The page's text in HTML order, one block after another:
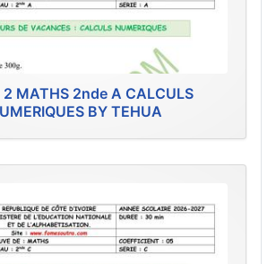
2 MATHS 2nde A CALCULS
BY TEHUA